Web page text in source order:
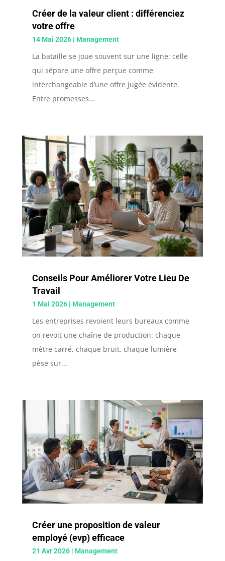
Créer de la valeur client : différenciez
votre offre
14 Mai 2026| Management
La bataille se joue souvent sur une ligne: celle
qui sépare une offre perçue comme
interchangeable d’une offre jugée évidente.
Entre promesses...
Conseils Pour Améliorer Votre Lieu De
Travail
1 Mai 2026| Management
Les entreprises revoient leurs bureaux comme
on revoit une chaîne de production: chaque
mètre carré, chaque bruit, chaque lumière
pèse sur...
Créer une proposition de valeur
employé (evp) efficace
21 Avr 2026| Management